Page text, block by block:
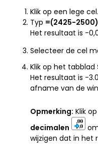
Klik op een lege cel.
Typ =(2425-
Het resultaat is -
Selecteer de cel
Klik op het tabblad
Het resultaat is -
afname van de
Opmerking: Klik op
decimalen
wijzigen dat in het